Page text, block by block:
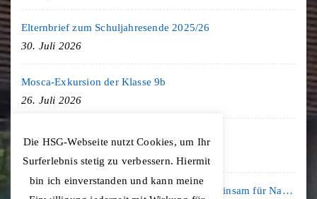
Elternbrief zum Schuljahresende 2025/26
30. Juli 2026
Mosca-Exkursion der Klasse 9b
26. Juli 2026
Freiburg-Exkursion des Geschichte LK
Kooperation mit der KLIMA ARENA: Gemeinsam für Nachhaltigkeit und Klimaschutz
Die HSG-Webseite nutzt Cookies, um Ihr
Surferlebnis stetig zu verbessern. Hiermit
bin ich einverstanden und kann meine